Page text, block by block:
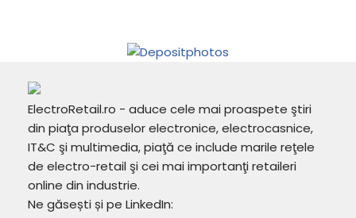
ElectroRetail.ro - aduce cele mai proaspete ştiri
din piaţa produselor electronice, electrocasnice,
IT&C şi multimedia, piaţă ce include marile reţele
de electro-retail şi cei mai importanţi retaileri
online din industrie.
Ne găsești și pe LinkedIn: